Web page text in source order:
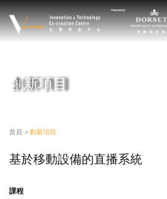
創新項目
首頁 > 創新項目
基於移動設備的直播系統
課程